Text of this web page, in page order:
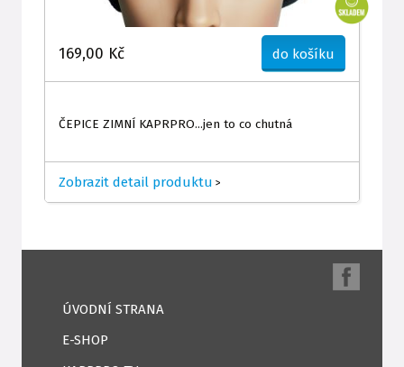
169,00 Kč do košíku
ČEPICE ZIMNÍ KAPRPRO...jen to co chutná
Zobrazit detail produktu >
ÚVODNÍ STRANA
E-SHOP